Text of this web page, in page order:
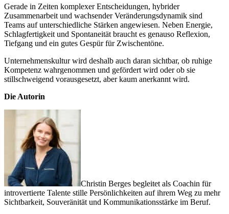
Gerade in Zeiten komplexer Entscheidungen, hybrider
Zusammenarbeit und wachsender Veränderungsdynamik sind
Teams auf unterschiedliche Stärken angewiesen. Neben Energie,
Schlagfertigkeit und Spontaneität braucht es genauso Reflexion,
Tiefgang und ein gutes Gespür für Zwischentöne.
Unternehmenskultur wird deshalb auch daran sichtbar, ob ruhige
Kompetenz wahrgenommen und gefördert wird oder ob sie
stillschweigend vorausgesetzt, aber kaum anerkannt wird.
Die Autorin
Christin Berges begleitet als Coachin für
introvertierte Talente stille Persönlichkeiten auf ihrem Weg zu mehr
Sichtbarkeit, Souveränität und Kommunikationsstärke im Beruf.